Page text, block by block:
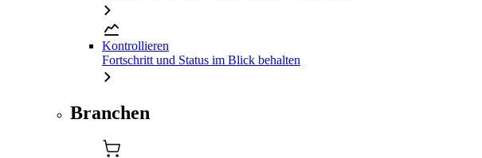
Kontrollieren
Fortschritt und Status im Blick behalten
Branchen